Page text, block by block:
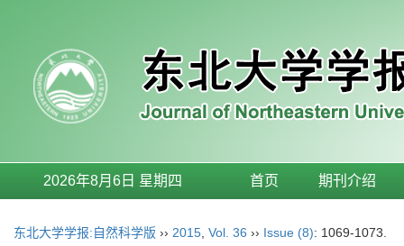
2026年8月6日 星期四 首页 期刊介绍
东北大学学报:自然科学版 ›› 2015 Vol. 36 ›› Issue (8): 1069-1073.